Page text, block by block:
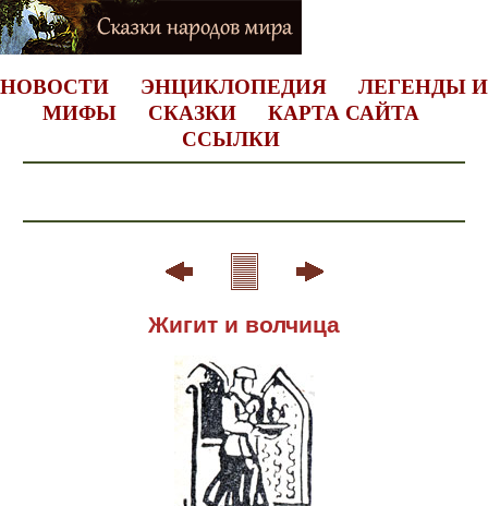
НОВОСТИ ЭНЦИКЛОПЕДИЯ
ЛЕГЕНДЫ И
МИФЫ
СКАЗКИ
КАРТА САЙТА
ССЫЛКИ
Жигит и волчица